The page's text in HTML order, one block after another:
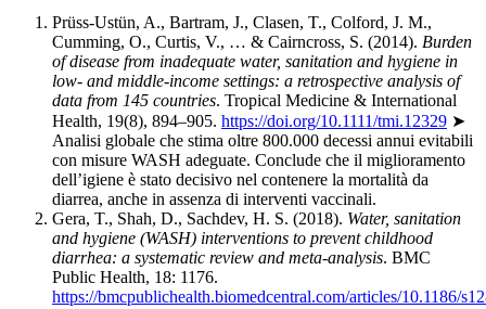
Prüss-Ustün, A., Bartram, J., Clasen, T., Colford, J. M.,
Cumming, O., Curtis, V., … & Cairncross, S. (2014). Burden
of disease from inadequate water, sanitation and hygiene in
low- and middle-income settings: a retrospective analysis of
data from 145 countries. Tropical Medicine & International
Health, 19(8), 894–905. https://doi.org/10.1111/tmi.12329 ➤
Analisi globale che stima oltre 800.000 decessi annui evitabili
con misure WASH adeguate. Conclude che il miglioramento
dell’igiene è stato decisivo nel contenere la mortalità da
diarrea, anche in assenza di interventi vaccinali.
Gera, T., Shah, D., Sachdev, H. S. (2018). Water, sanitation
and hygiene (WASH) interventions to prevent childhood
diarrhea: a systematic review and meta-analysis. BMC
Public Health, 18: 1176.
https://bmcpublichealth.biomedcentral.com/articles/10.1186/